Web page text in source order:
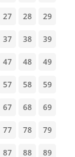
27 28 29
37 38 39
47 48 49
57 58 59
67 68 69
77 78 79
87 88 89